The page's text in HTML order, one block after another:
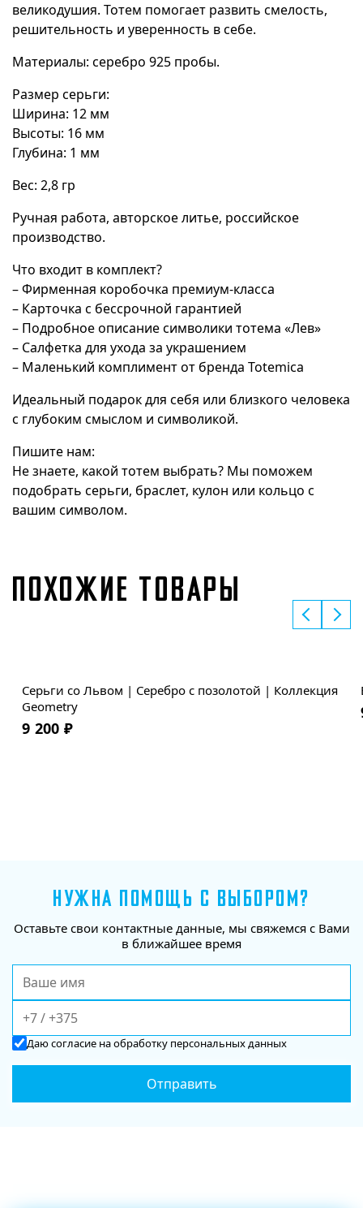
великодушия. Тотем помогает развить смелость,
решительность и уверенность в себе.
Материалы: серебро 925 пробы.
Размер серьги:
Ширина: 12 мм
Высоты: 16 мм
Глубина: 1 мм
Вес: 2,8 гр
Ручная работа, авторское литье, российское
производство.
Что входит в комплект?
– Фирменная коробочка премиум-класса
– Карточка с бессрочной гарантией
– Подробное описание символики тотема «Лев»
– Салфетка для ухода за украшением
– Маленький комплимент от бренда Totemica
Идеальный подарок для себя или близкого человека
с глубоким смыслом и символикой.
Пишите нам:
Не знаете, какой тотем выбрать? Мы поможем
подобрать серьги, браслет, кулон или кольцо с
вашим символом.
ПОХОЖИЕ ТОВАРЫ
Серьги со Львом | Серебро с позолотой | Коллекция
Geometry
9 200 ₽
НУЖНА ПОМОЩЬ С ВЫБОРОМ?
Оставьте свои контактные данные, мы свяжемся с Вами
в ближайшее время
Даюсогласие на обработку персональных данных